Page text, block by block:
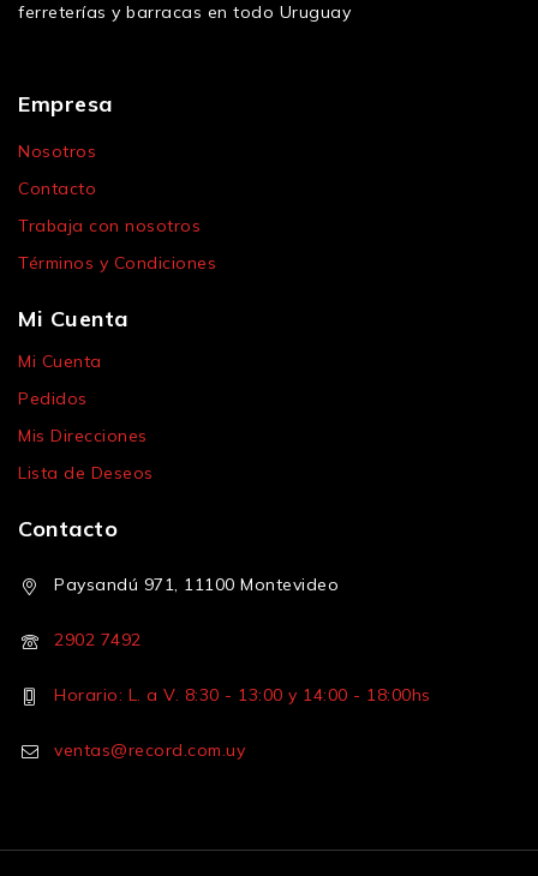
ferreterías y barracas en todo Uruguay
Empresa
Nosotros
Contacto
Trabaja con nosotros
Términos y Condiciones
Mi Cuenta
Mi Cuenta
Pedidos
Mis Direcciones
Lista de Deseos
Contacto
Paysandú 971, 11100 Montevideo
2902 7492
Horario: L. a V. 8:30 - 13:00 y 14:00 - 18:00hs
ventas@record.com.uy